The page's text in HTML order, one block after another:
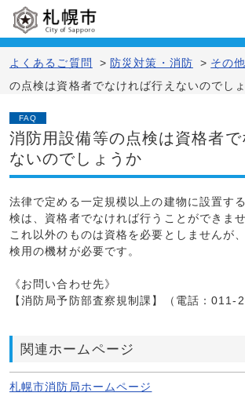
よくあるご質問 > 防災対策・消防 > その他
の点検は資格者でなければ行えないのでし
FAQ
消防用設備等の点検は資格者で
ないのでしょうか
法律で定める一定規模以上の建物に設置す
検は、資格者でなければ行うことができませ
これ以外のものは資格を必要としませんが
検用の機材が必要です。
《お問い合わせ先》
【消防局予防部査察規制課】（電話：011-
関連ホームページ
札幌市消防局ホームページ